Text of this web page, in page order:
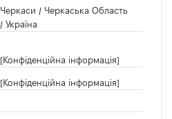
Черкаси / Черкаська Область
/ Україна
[Конфіденційна інформація]
[Конфіденційна інформація]